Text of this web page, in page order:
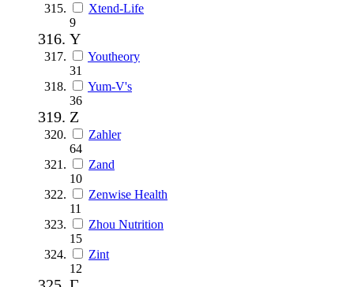
Xtend-Life
9
Y
Youtheory
31
Yum-V's
36
Z
Zahler
64
Zand
10
Zenwise Health
11
Zhou Nutrition
15
Zint
12